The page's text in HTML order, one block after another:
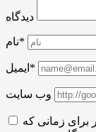
دیدگاه
نام*
ایمیل*
وب سایت
برای زمانی که